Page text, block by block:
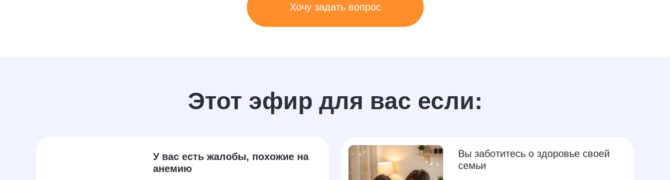
Хочу задать вопрос
Вы заботитесь о здоровье своей
семьи
У вас есть жалобы, похожие на
анемию
Этот эфир для вас если: